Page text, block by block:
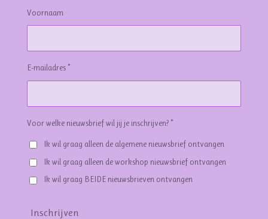
Voornaam
E-mailadres *
Voor welke nieuwsbrief wil jij je inschrijven? *
Ik wil graag alleen de algemene nieuwsbrief ontvangen
Ik wil graag alleen de workshop nieuwsbrief ontvangen
Ik wil graag BEIDE nieuwsbrieven ontvangen
Inschrijven